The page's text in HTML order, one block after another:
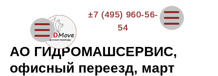
±7 (495) 960-56-
54
АО ГИДРОМАШСЕРВИС,
офисный переезд, март
±7 (495) 960-56-
54